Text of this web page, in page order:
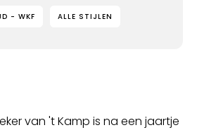
- WKF ALLE STIJLEN
van 't Kamp is na een jaartje